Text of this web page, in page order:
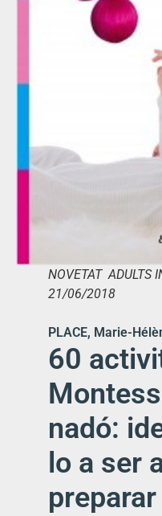
NOVETAT ADULTS
21/06/2018
PLACE, Marie-
60
nadó:
lo a ser